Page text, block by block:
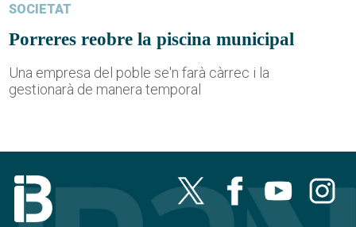
SOCIETAT
Porreres reobre la piscina municipal
Una empresa del poble se'n farà càrrec i la
gestionarà de manera temporal